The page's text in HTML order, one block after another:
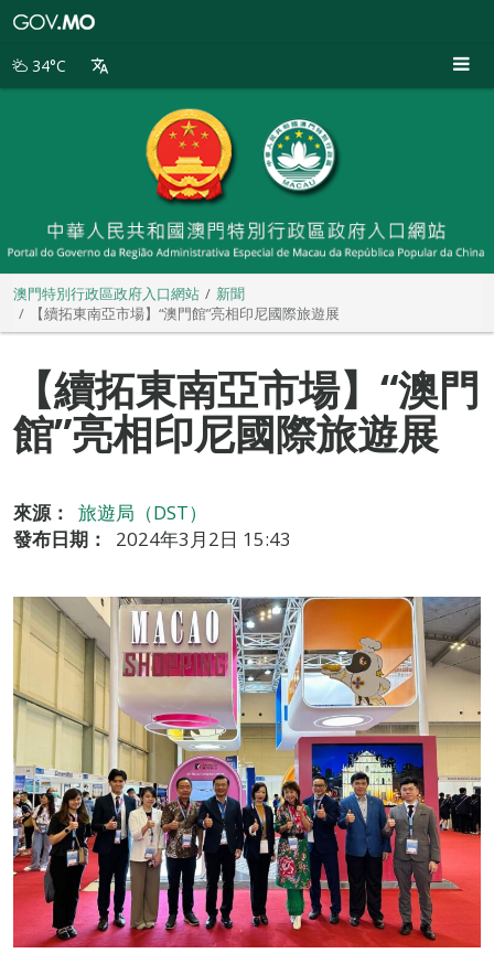
別
34°C
澳門特別行政區政府入口網站
新聞
【續拓東南亞市場】“澳門館”亮相印尼國際旅遊展
【續拓東南亞市場】“澳門
館”亮相印尼國際旅遊展
來源：
旅遊局（DST）
發布日期：
2024年3月2日 15:43